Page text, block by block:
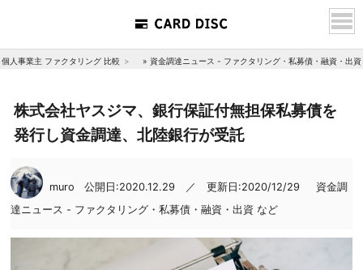
個人事業主 ファクタリング 比較 » 資金調達ニュース - ファクタリング・私募債・融資・出
株式会社ヤスジマ、銀行保証付無担保私募債を
発行し資金調達、北陸銀行が受託
muro 公開日:2020.12.29 ／ 更新日:2020/12/29
資金調
達ニュース - ファクタリング・私募債・融資・出資 など